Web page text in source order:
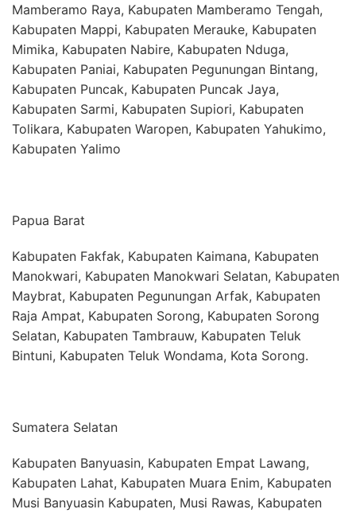
Mamberamo Raya, Kabupaten Mamberamo Tengah,
Kabupaten Mappi, Kabupaten Merauke, Kabupaten
Mimika, Kabupaten Nabire, Kabupaten Nduga,
Kabupaten Paniai, Kabupaten Pegunungan Bintang,
Kabupaten Puncak, Kabupaten Puncak Jaya,
Kabupaten Sarmi, Kabupaten Supiori, Kabupaten
Tolikara, Kabupaten Waropen, Kabupaten Yahukimo,
Kabupaten Yalimo
Papua Barat
Kabupaten Fakfak, Kabupaten Kaimana, Kabupaten
Manokwari, Kabupaten Manokwari Selatan, Kabupaten
Maybrat, Kabupaten Pegunungan Arfak, Kabupaten
Raja Ampat, Kabupaten Sorong, Kabupaten Sorong
Selatan, Kabupaten Tambrauw, Kabupaten Teluk
Bintuni, Kabupaten Teluk Wondama, Kota Sorong.
Sumatera Selatan
Kabupaten Banyuasin, Kabupaten Empat Lawang,
Kabupaten Lahat, Kabupaten Muara Enim, Kabupaten
Musi Banyuasin Kabupaten, Musi Rawas, Kabupaten